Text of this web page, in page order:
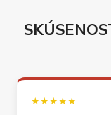
★★★★★